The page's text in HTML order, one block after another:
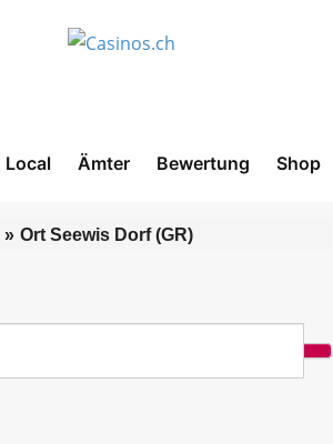
Local Ämter Bewertung Shop
Ort Seewis Dorf (GR)